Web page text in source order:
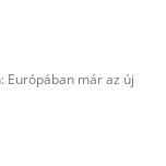
Európában már az új